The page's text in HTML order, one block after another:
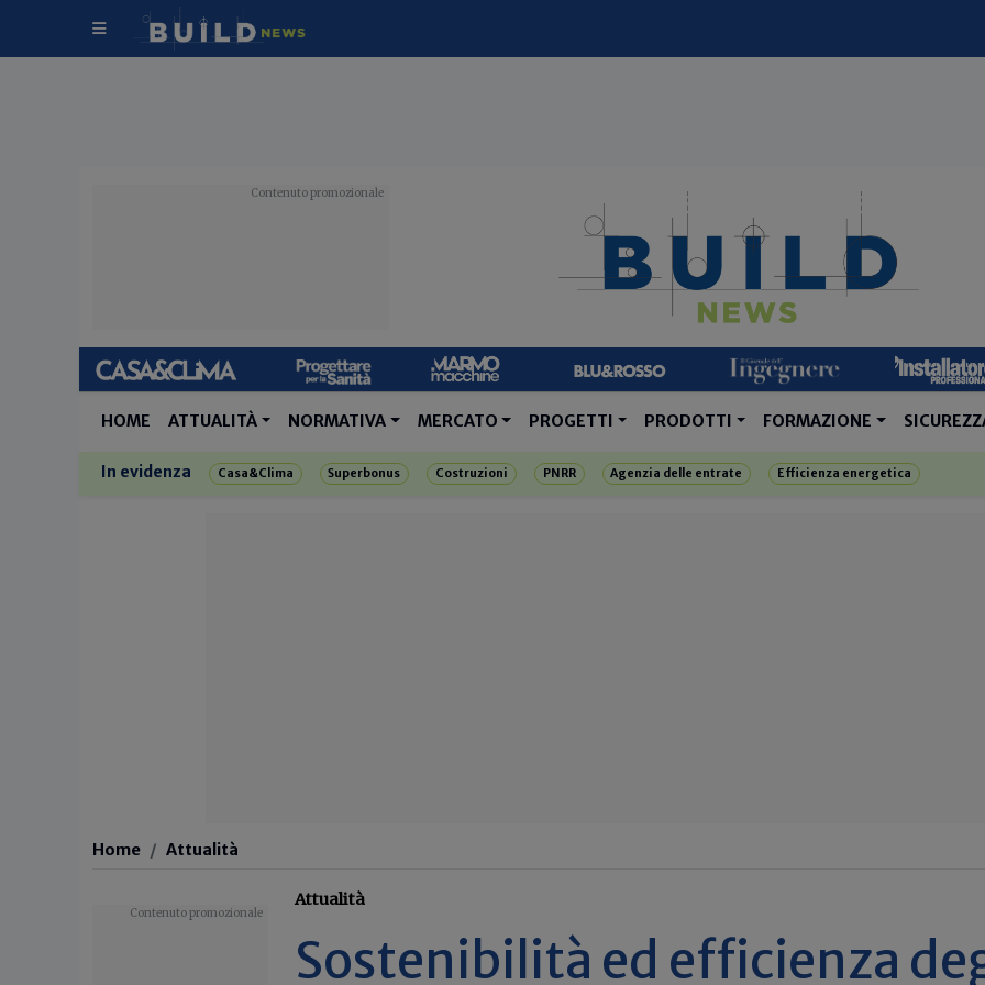
HOME ATTUALITÀ NORMATIVA MERCATO PROGETTI PRODOTTI FORMAZIONE
In evidenza Casa&Clima Superbonus Costruzioni PNRR Agenzia delle entrate Efficienza energetica
Home Attualità
Attualità
Sostenibilità ed efficienza